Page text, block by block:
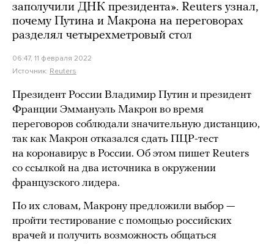
заполучили ДНК президента». Reuters узнал,
почему Путина и Макрона на переговорах
разделял четырехметровый стол
06:47, 11 февраля 2022
Источник: Reuters
Президент России Владимир Путин и президент
Франции Эммануэль Макрон во время
переговоров соблюдали значительную дистанцию,
так как Макрон отказался сдать ПЦР-тест
на коронавирус в России. Об этом пишет Reuters
со ссылкой на два источника в окружении
французского лидера.
По их словам, Макрону предложили выбор —
пройти тестирование с помощью российских
врачей и получить возможность общаться